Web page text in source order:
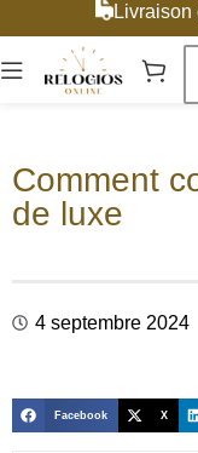
Comment
de luxe
4 septembre 2024
Facebook X